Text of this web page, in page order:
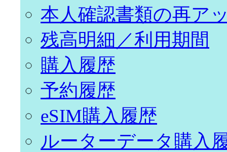
本人確認書類の再ア
残高明細／利用期間
購入履歴
予約履歴
eSIM購入履歴
ルーターデータ購入